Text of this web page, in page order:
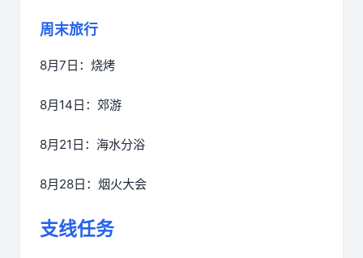
周末旅行
8月7日：烧烤
8月14日：郊游
8月21日：海水分浴
8月28日：烟火大会
支线任务